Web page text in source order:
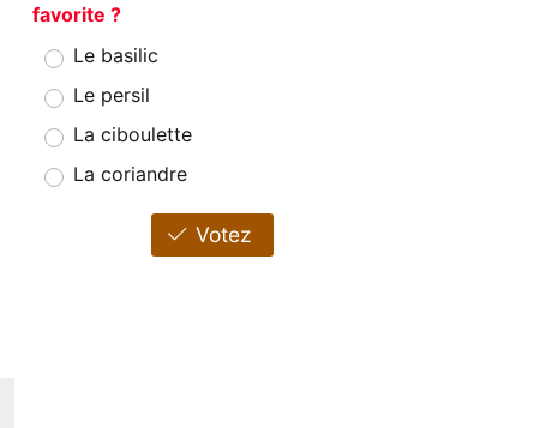
favorite ?
Le basilic
Le persil
La ciboulette
La coriandre
Votez